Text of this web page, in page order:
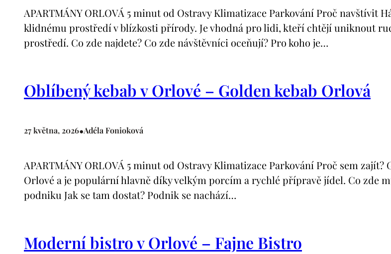
APARTMÁNY ORLOVÁ 5 minut od Ostravy Klimatizace Parkování Proč navštívit
klidnému prostředí v blízkosti přírody. Je vhodná pro lidi, kteří chtějí uniknout
prostředí. Co zde najdete? Co zde návštěvníci oceňují? Pro koho je…
Oblíbený kebab v Orlové – Golden kebab Orlová
27 května, 2026•Adéla Fonioková
APARTMÁNY ORLOVÁ 5 minut od Ostravy Klimatizace Parkování Proč sem
Orlové a je populární hlavně díky velkým porcím a rychlé přípravě jídel. Co zde
podniku Jak se tam dostat? Podnik se nachází…
Moderní bistro v Orlové – Fajne Bistro